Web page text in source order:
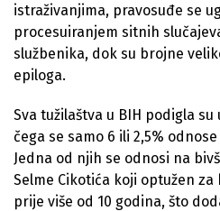
istraživanjima, pravosuđe se
procesuiranjem sitnih
službenika, dok su brojne
epiloga.
Sva tužilaštva u BIH podigla
čega se samo 6 ili 2,5%
Jedna od njih se odnosi na
Selme Cikotića koji optužen
prije više od 10 godina, što